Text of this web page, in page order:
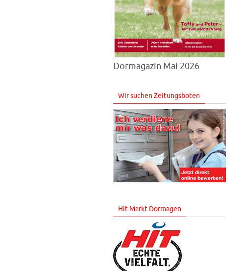
Dormagazin Mai 2026
Wir suchen Zeitungsboten
Hit Markt Dormagen